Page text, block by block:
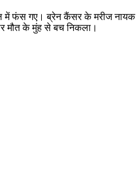
में फंस गए। ब्रेन कैंसर के मरीज
मौत के मुंह से बच निकला।